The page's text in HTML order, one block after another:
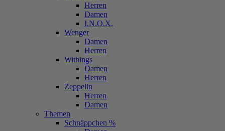
Herren
Damen
I.N.O.X.
Wenger
Damen
Herren
Withings
Damen
Herren
Zeppelin
Herren
Damen
Themen
Schnäppchen %